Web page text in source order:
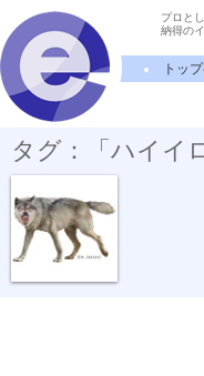
プロと
納得の
トッ
タグ：「ハイイ
動物リアルイ...